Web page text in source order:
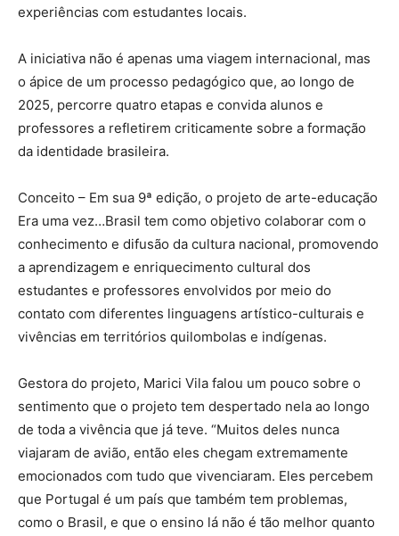
experiências com estudantes locais.
A iniciativa não é apenas uma viagem internacional, mas
o ápice de um processo pedagógico que, ao longo de
2025, percorre quatro etapas e convida alunos e
professores a refletirem criticamente sobre a formação
da identidade brasileira.
Conceito – Em sua 9ª edição, o projeto de arte-educação
Era uma vez…Brasil tem como objetivo colaborar com o
conhecimento e difusão da cultura nacional, promovendo
a aprendizagem e enriquecimento cultural dos
estudantes e professores envolvidos por meio do
contato com diferentes linguagens artístico-culturais e
vivências em territórios quilombolas e indígenas.
Gestora do projeto, Marici Vila falou um pouco sobre o
sentimento que o projeto tem despertado nela ao longo
de toda a vivência que já teve. “Muitos deles nunca
viajaram de avião, então eles chegam extremamente
emocionados com tudo que vivenciaram. Eles percebem
que Portugal é um país que também tem problemas,
como o Brasil, e que o ensino lá não é tão melhor quanto